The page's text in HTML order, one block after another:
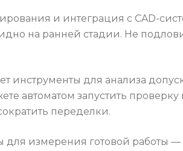
и интеграция с CAD-
на ранней стадии. Не
для анализа
автоматом запустить проверку
переделки.
для измерения готовой работы —